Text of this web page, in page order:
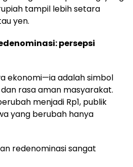
tampil lebih setara
yen.
persepsi
ekonomi—ia adalah simbol
rasa aman masyarakat.
menjadi Rp1, publik
yang berubah hanya
redenominasi sangat